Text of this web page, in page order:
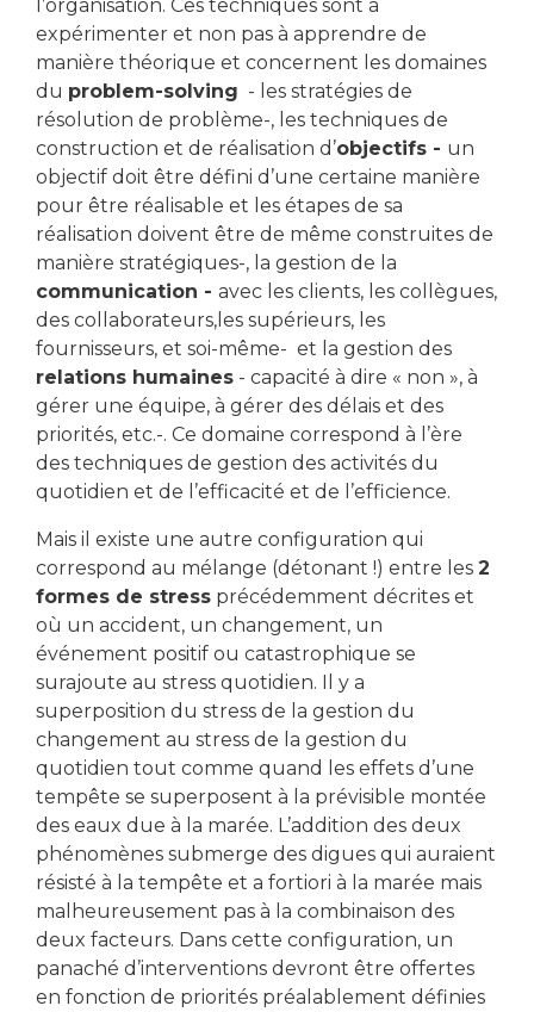
l’organisation. Ces techniques sont à
expérimenter et non pas à apprendre de
manière théorique et concernent les domaines
du problem-solving - les stratégies de
résolution de problème-, les techniques de
construction et de réalisation d’objectifs - un
objectif doit être défini d’une certaine manière
pour être réalisable et les étapes de sa
réalisation doivent être de même construites de
manière stratégiques-, la gestion de la
communication - avec les clients, les collègues,
des collaborateurs,les supérieurs, les
fournisseurs, et soi-même- et la gestion des
relations humaines - capacité à dire « non », à
gérer une équipe, à gérer des délais et des
priorités, etc.-. Ce domaine correspond à l’ère
des techniques de gestion des activités du
quotidien et de l’efficacité et de l’efficience.
Mais il existe une autre configuration qui
correspond au mélange (détonant !) entre les 2
formes de stress précédemment décrites et
où un accident, un changement, un
événement positif ou catastrophique se
surajoute au stress quotidien. Il y a
superposition du stress de la gestion du
changement au stress de la gestion du
quotidien tout comme quand les effets d’une
tempête se superposent à la prévisible montée
des eaux due à la marée. L’addition des deux
phénomènes submerge des digues qui auraient
résisté à la tempête et a fortiori à la marée mais
malheureusement pas à la combinaison des
deux facteurs. Dans cette configuration, un
panaché d’interventions devront être offertes
en fonction de priorités préalablement définies